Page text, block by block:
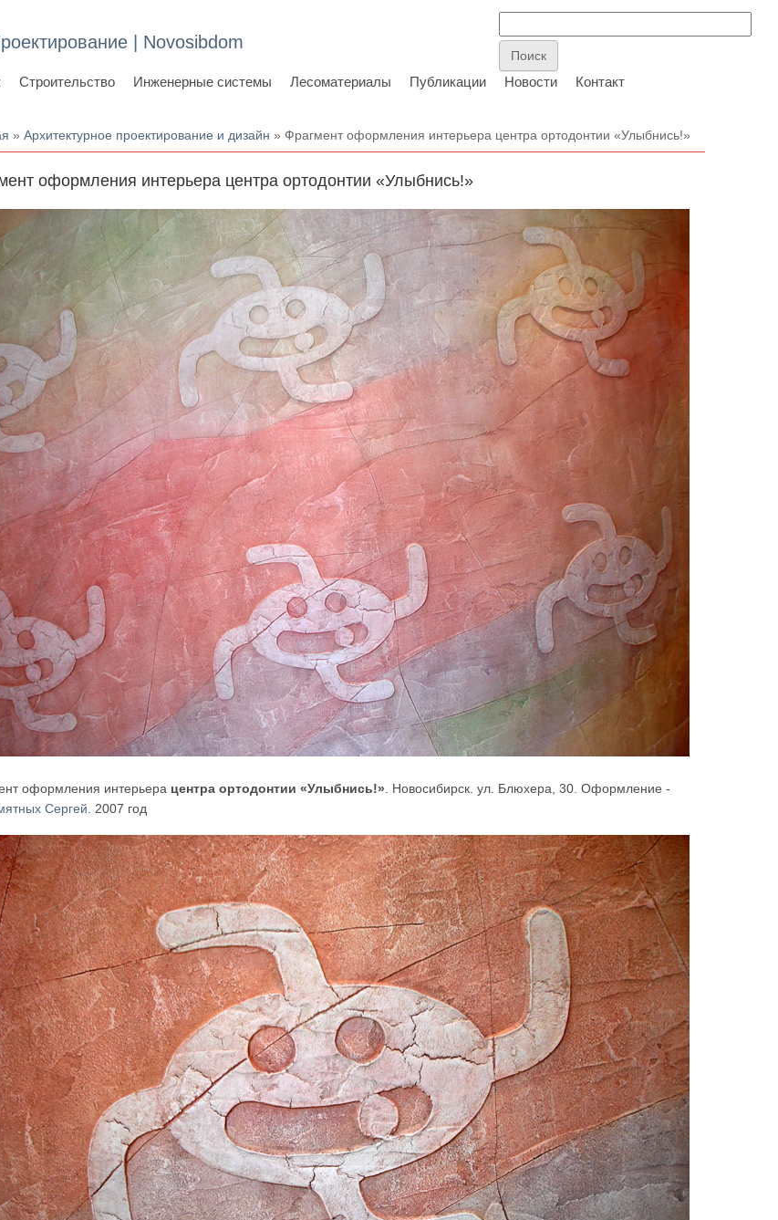
| Novosibdom
Строительство Инженерные системы Лесоматериалы Публикации Новости Контакт
»Архитектурное проектирование и дизайн » Фрагмент оформления интерьера центра ортодонтии «Улыбнись!»
оформления интерьера центра ортодонтии «Улыбнись!»
оформления интерьера центра ортодонтии «Улыбнись!» . Новосибирск. ул. Блюхера, 30. Оформление -
Сергей . 2007 год